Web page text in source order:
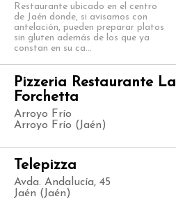
Restaurante ubicado en el centro
de Jaén donde, si avisamos con
antelación, pueden preparar platos
sin gluten además de los que ya
constan en su ca...
Pizzeria Restaurante La
Forchetta
Arroyo Frío
Arroyo Frío (Jaén)
Telepizza
Avda. Andalucía, 45
Jaén (Jaén)